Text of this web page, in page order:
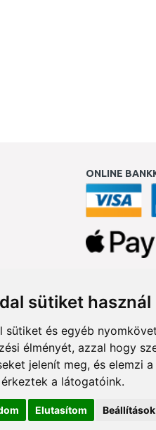
sütiket használ
sütiket és egyéb
élményét, azzal hogy
jelenít meg, és elemzi
érkeztek a látogatóink.
Elutasítom
ONLINE